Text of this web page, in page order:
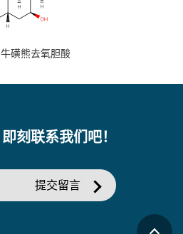
牛磺熊去氧胆酸
即刻联系我们吧！
提交留言